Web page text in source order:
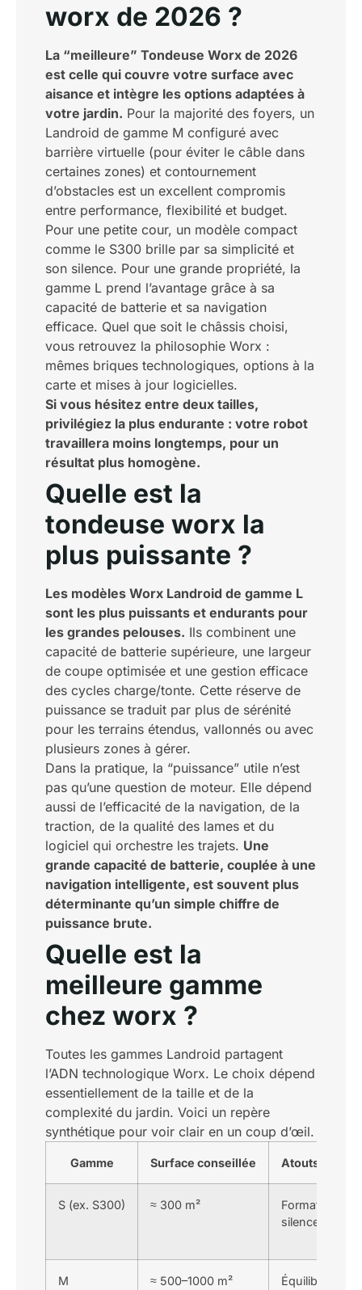
worx de 2026 ?
La “meilleure” Tondeuse Worx de 2026
est celle qui couvre votre surface avec
aisance et intègre les options adaptées à
votre jardin. Pour la majorité des foyers, un
Landroid de gamme M configuré avec
barrière virtuelle (pour éviter le câble dans
certaines zones) et contournement
d’obstacles est un excellent compromis
entre performance, flexibilité et budget.
Pour une petite cour, un modèle compact
comme le S300 brille par sa simplicité et
son silence. Pour une grande propriété, la
gamme L prend l’avantage grâce à sa
capacité de batterie et sa navigation
efficace. Quel que soit le châssis choisi,
vous retrouvez la philosophie Worx :
mêmes briques technologiques, options à la
carte et mises à jour logicielles.
Si vous hésitez entre deux tailles,
privilégiez la plus endurante : votre robot
travaillera moins longtemps, pour un
résultat plus homogène.
Quelle est la
tondeuse worx la
plus puissante ?
Les modèles Worx Landroid de gamme L
sont les plus puissants et endurants pour
les grandes pelouses. Ils combinent une
capacité de batterie supérieure, une largeur
de coupe optimisée et une gestion efficace
des cycles charge/tonte. Cette réserve de
puissance se traduit par plus de sérénité
pour les terrains étendus, vallonnés ou avec
plusieurs zones à gérer.
Dans la pratique, la “puissance” utile n’est
pas qu’une question de moteur. Elle dépend
aussi de l’efficacité de la navigation, de la
traction, de la qualité des lames et du
logiciel qui orchestre les trajets. Une
grande capacité de batterie, couplée à une
navigation intelligente, est souvent plus
déterminante qu’un simple chiffre de
puissance brute.
Quelle est la
meilleure gamme
chez worx ?
Toutes les gammes Landroid partagent
l’ADN technologique Worx. Le choix dépend
essentiellement de la taille et de la
complexité du jardin. Voici un repère
synthétique pour voir clair en un coup d’œil.
Gamme Surface conseillée Atouts
S (ex. S300) ≈ 300 m²
Format
silence,
M ≈ 500–1000 m²
Équilibre